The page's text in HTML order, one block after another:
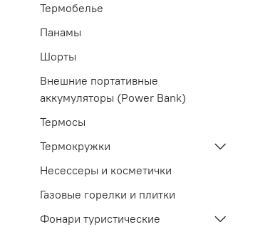
Термобелье
Панамы
Шорты
Внешние портативные
аккумуляторы (Power Bank)
Термосы
Термокружки
Несессеры и косметички
Газовые горелки и плитки
Фонари туристические